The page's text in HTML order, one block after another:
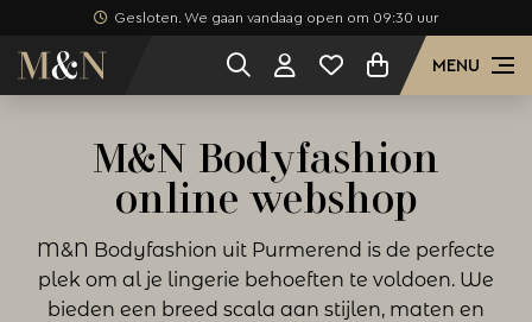
Gesloten. We gaan vandaag open om 09:30 uur
MENU
M&N Bodyfashion
online webshop
M&N Bodyfashion uit Purmerend is de perfecte
plek om al je lingerie behoeften te voldoen. We
bieden een breed scala aan stijlen, maten en